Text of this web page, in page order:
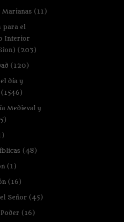
Marianas (11)
para el
Interior
(203)
(120)
día y
(1546)
Medieval y
(48)
(1)
(16)
Señor (45)
(16)